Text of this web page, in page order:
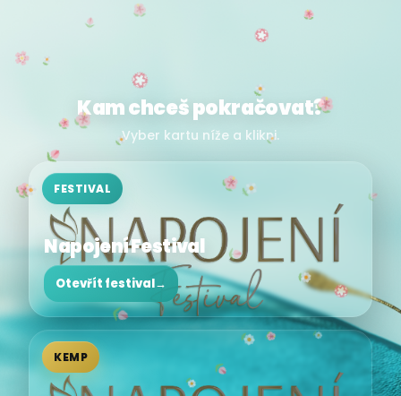
Kam chceš pokračovat?
Vyber kartu níže a klikni.
FESTIVAL
Napojení Festival
Otevřít festival→
KEMP